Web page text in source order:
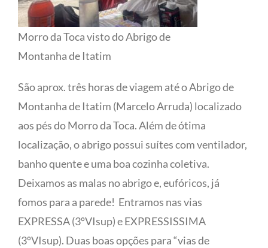
Morro da Toca visto do Abrigo de
Montanha de Itatim
São aprox. três horas de viagem até o Abrigo de
Montanha de Itatim (Marcelo Arruda) localizado
aos pés do Morro da Toca. Além de ótima
localização, o abrigo possui suítes com ventilador,
banho quente e uma boa cozinha coletiva.
Deixamos as malas no abrigo e, eufóricos, já
fomos para a parede! Entramos nas vias
EXPRESSA (3ºVIsup) e EXPRESSISSIMA
(3ºVIsup). Duas boas opções para “vias de